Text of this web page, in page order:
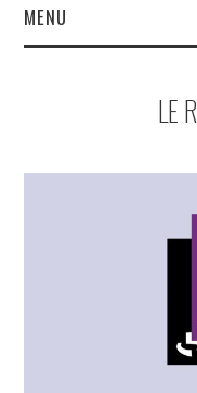
MENU
GABBA GABBA HEY
LE